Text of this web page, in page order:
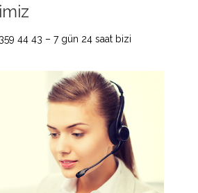
44 43 – 7 gün 24 saat bizi